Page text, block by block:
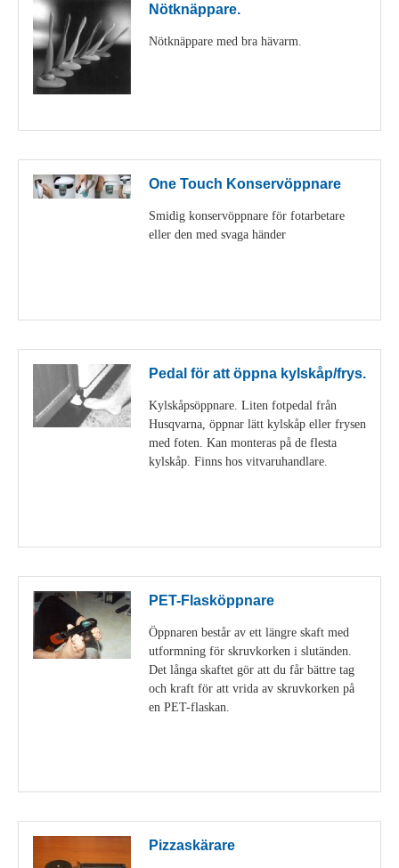
Nötknäppare.
Nötknäppare med bra hävarm.
One Touch Konservöppnare
Smidig konservöppnare för fotarbetare
eller den med svaga händer
Pedal för att öppna kylskåp/frys.
Kylskåpsöppnare. Liten fotpedal från
Husqvarna, öppnar lätt kylskåp eller frysen
med foten. Kan monteras på de flesta
kylskåp. Finns hos vitvaruhandlare.
PET-Flasköppnare
Öppnaren består av ett längre skaft med
utformning för skruvkorken i slutänden.
Det långa skaftet gör att du får bättre tag
och kraft för att vrida av skruvkorken på
en PET-flaskan.
Pizzaskärare